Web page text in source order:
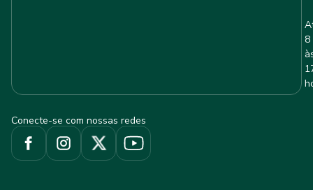
8
Conecte-se com nossas redes